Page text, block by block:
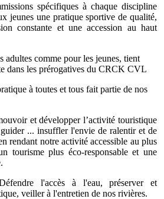
spécifiques à chaque discipline
jeunes une pratique sportive de qualité,
constante et une accession au haut
adultes comme pour les jeunes, tient
dans les prérogatives du CRCK CVL
à toutes et tous fait partie de nos
et développer l’activité touristique
... insuffler l'envie de ralentir et de
rendant notre activité accessible au plus
tourisme plus éco-responsable et une
l'accès à l'eau, préserver et
veiller à l'entretien de nos rivières.